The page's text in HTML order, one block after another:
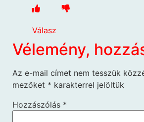
Válasz
Vélemény,
Az e-mail címet nem tesszük
mezőket * karakterrel jelöltük
Hozzászólás *